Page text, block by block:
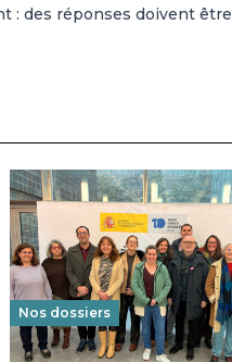
: des réponses doivent être
Nos dossiers